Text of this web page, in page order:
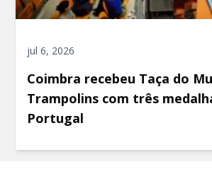
jul 6, 2026
Coimbra recebeu Taça do
Trampolins com três
Portugal